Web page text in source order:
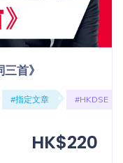
首》
#指定文章 #HKDSE
HK$220